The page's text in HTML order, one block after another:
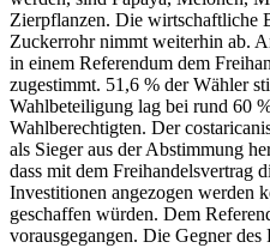
Zierpflanzen. Die wirtschaftliche
Zuckerrohr nimmt weiterhin ab.
in einem Referendum dem
zugestimmt. 51,6 % der Wähler
Wahlbeteiligung lag bei rund 60
Wahlberechtigten. Der
als Sieger aus der Abstimmung
dass mit dem Freihandelsvertrag
Investitionen angezogen werden
geschaffen würden. Dem
vorausgegangen. Die Gegner des